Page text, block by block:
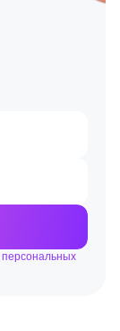
персональных